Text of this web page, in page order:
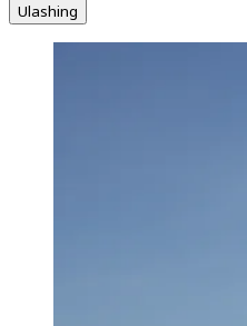
Ulashing